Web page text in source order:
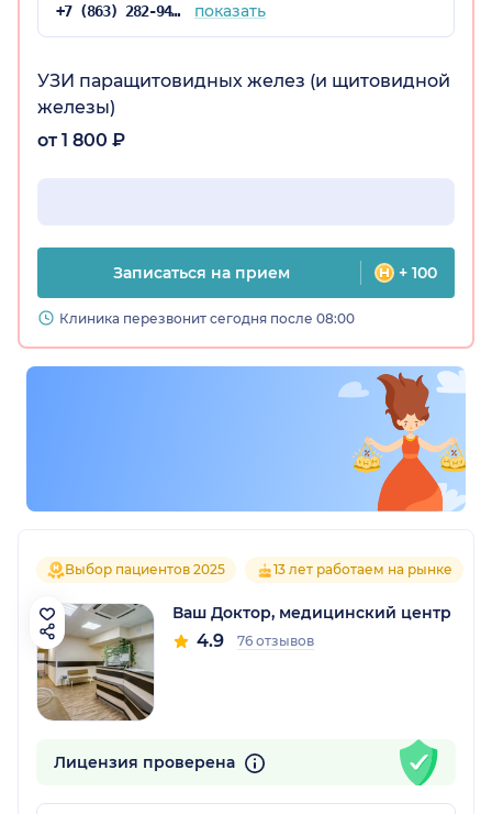
+7 (863) 282-94-42 показать
УЗИ паращитовидных желез (и щитовидной
железы)
от 1 800 ₽
Записаться на прием + 100
Клиника перезвонит сегодня после 08:00
Выбор пациентов 2025 13 лет работаем на рынке
Ваш Доктор, медицинский центр
4.9 76 отзывов
Лицензия проверена